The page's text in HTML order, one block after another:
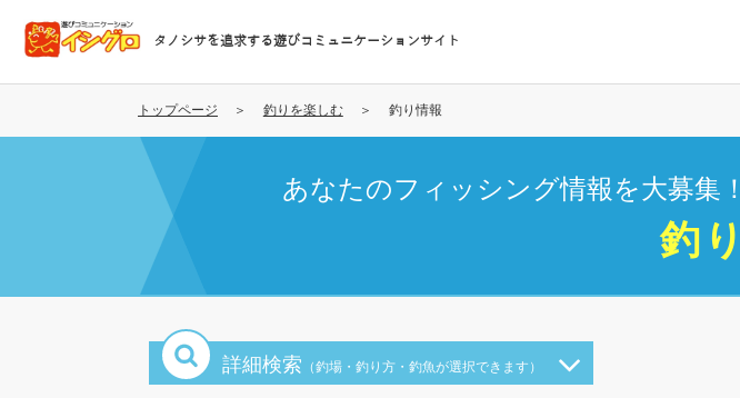
コ
テ
タノシサを追求する遊びコミュニケーションサイト
トップページ 釣りを楽しむ 釣り情報
あなたのフィッシング情報を大募集
釣
詳細検索 （釣場・釣り方・釣魚が選択できます）